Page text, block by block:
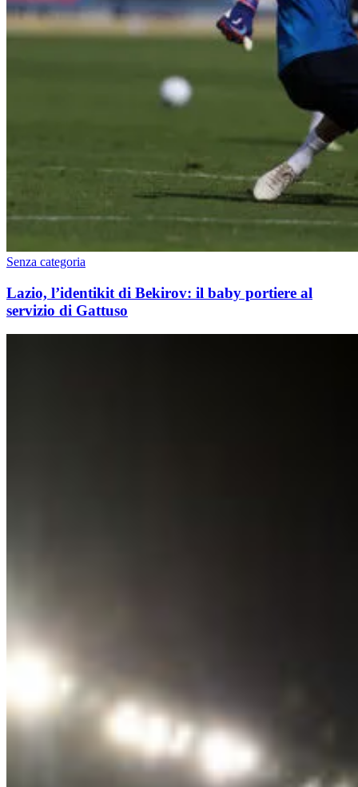
Senza categoria
Lazio, l’identikit di Bekirov: il baby portiere al
servizio di Gattuso